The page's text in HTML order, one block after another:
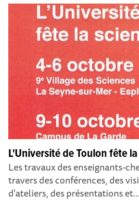
L'Université de Toulon fête
Les travaux des enseignants-
travers des conférences, des
d'ateliers, des présentations et...